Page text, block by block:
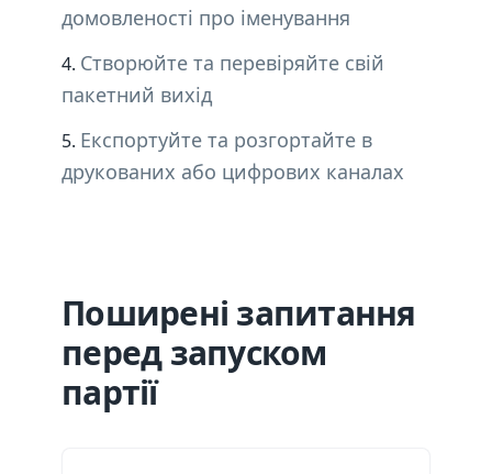
домовленості про іменування
Створюйте та перевіряйте свій
пакетний вихід
Експортуйте та розгортайте в
друкованих або цифрових каналах
Поширені запитання
перед запуском
партії